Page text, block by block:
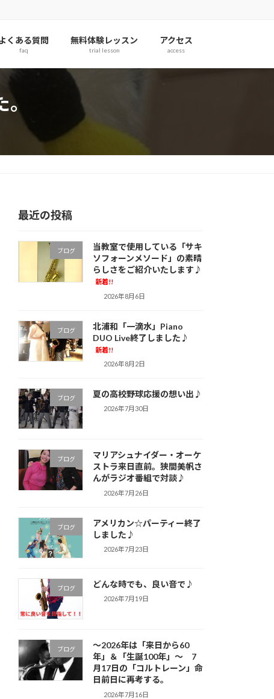
くある質問
faq
無料体験レッスン
trial lesson
アクセス
access
最近の投稿
ブログ
当教室で使用している「サキ
ソフォーンメソード」の素晴
らしさをご紹介いたします♪
新着!!
2026年8月6日
ブログ
北浦和「一滴水」Piano
DUO Live終了しました♪
新着!!
2026年8月2日
ブログ 夏の高校野球応援の想い出♪
2026年7月30日
ブログ
マリアシュナイダー・オーケ
ストラ来日直前。狭間美帆さ
んがラジオ番組で対談♪
2026年7月26日
ブログ
アメリカン☆パーティー終了
しました♪
2026年7月23日
ブログ どんな時でも、良い音で♪
2026年7月19日
ブログ
～2026年は「来日から60
年」＆「生誕100年」～ 7
月17日の「コルトレーン」命
日前日に再考する。
2026年7月16日